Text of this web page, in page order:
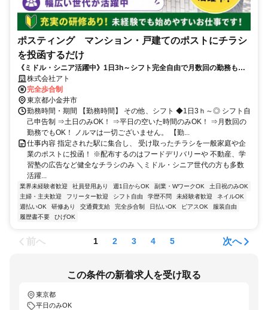
ポスティング マンション・戸建てのポストにチラシ
を投函するだけ
《ミドル・シニア活躍中》1日3h～シフト完全自由で月数回の勤務も
OK★無理なくマイペースに働けます♪
株式会社アト
完全歩合制
東京都小金井市
勤務時間・期間 【勤務時間】 その他、シフト ◆1日3ｈ～◎ シフト自
己申告制 ⇒土日のみOK！ ⇒平日の空いた時間のみOK！ ⇒月数回の
勤務でもOK！ ノルマは一切ございません。 【勤...
仕事内容 指定された駅に集合し、 受け取ったチラシを一般家庭や企
業のポストに投函！ ※配布するのはフードデリバリーや 不動産、学
習塾の広告など健全なチラシのみ ＼ミドル・シニア世代の方も多数
活躍...
業界未経験者歓迎 社員登用あり 週1日からOK 副業・WワークOK
土日祝のみOK
主婦・主夫歓迎
フリーター歓迎 シフト自由 学歴不問 未経験者歓迎
ネイルOK
週払いOK
研修あり 交通費支給 完全歩合制 日払いOK ピアスOK
服装自由
履歴書不要
ひげOK
前へ 1 2 3 4 5 次へ
この条件の新着求人を受け取る
東京都
平日のみOK